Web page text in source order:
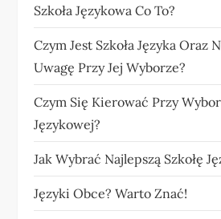
Szkoła Językowa Co To?
Czym Jest Szkoła Języka Oraz
Uwagę Przy Jej Wyborze?
Czym Się Kierować Przy
Językowej?
Jak Wybrać Najlepszą Szkołę
Języki Obce? Warto Znać!